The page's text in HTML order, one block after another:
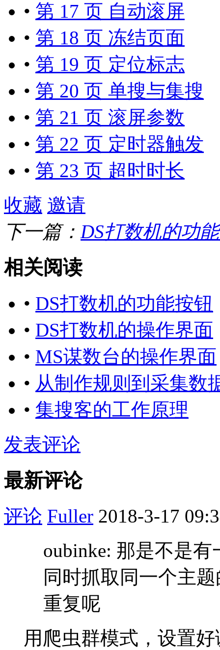
• 第 17 页 自动滚屏
• 第 18 页 冻结页面
• 第 19 页 定位标志
• 第 20 页 单搜与集搜
• 第 21 页 滚屏参数
• 第 22 页 定时器触发
• 第 23 页 超时时长
收藏 邀请
下一篇： DS打数机的功
相关阅读
• DS打数机的功能按钮
• DS打数机的操作界面
• MS谋数台的操作界面
• 从制作规则到采集数
• 集搜客的工作原理
发表评论
最新评论
评论 Fuller 2018-3-17
oubinke: 那是不是
同时抓取同一个主
重复呢
用爬虫群模式，设置